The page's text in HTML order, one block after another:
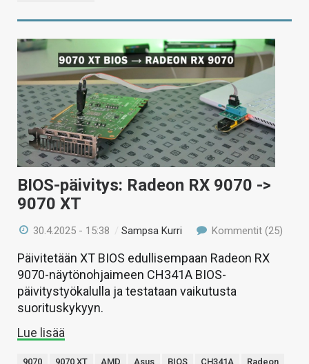
BIOS-päivitys: Radeon RX 9070 ->
9070 XT
30.4.2025 - 15:38 /Sampsa Kurri Kommentit (25)
Päivitetään XT BIOS edullisempaan Radeon RX
9070-näytönohjaimeen CH341A BIOS-
päivitystyökalulla ja testataan vaikutusta
suorituskykyyn.
Lue lisää
9070 9070 XT AMD Asus BIOS CH341A
Radeon